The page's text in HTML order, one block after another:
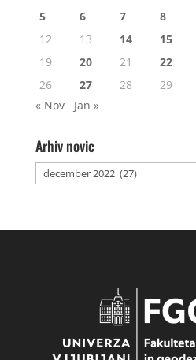
5
6 7 8
12
13 14 15
19
20 21 22
26
27 28 29
« Nov
Jan »
Arhiv novic
Arhiv
novic